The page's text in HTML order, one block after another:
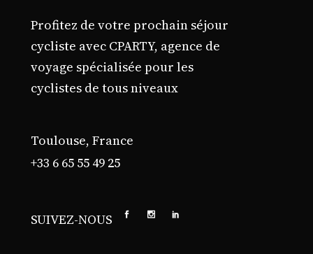
Profitez de votre prochain séjour
cycliste avec CPARTY, agence de
voyage spécialisée pour les
cyclistes de tous niveaux
Toulouse, France
+33 6 65 55 49 25
SUIVEZ-NOUS